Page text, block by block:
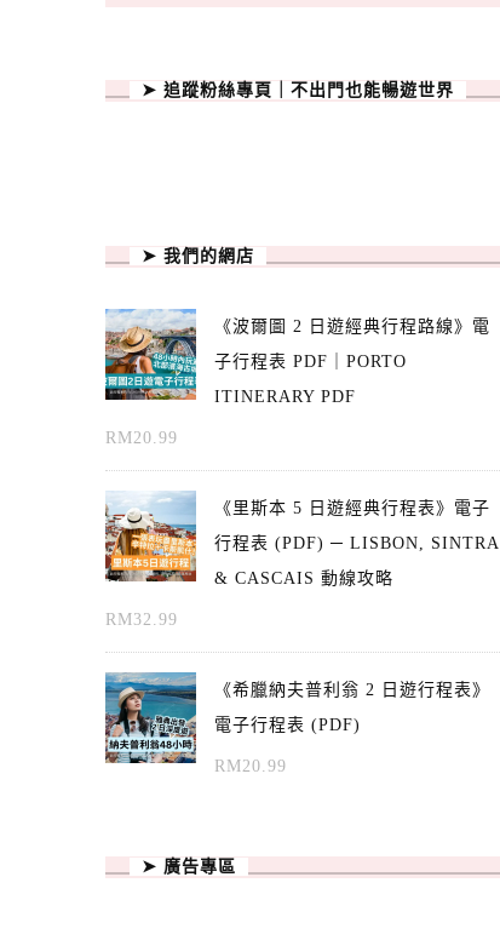
➤ 追蹤粉絲專頁｜不出門也能暢遊世界
➤ 我們的網店
《波爾圖 2 日遊經典行程路線》電
子行程表 PDF｜PORTO
ITINERARY PDF
RM20.99
《里斯本 5 日遊經典行程表》電子
行程表 (PDF) ─ LISBON, SINTRA
& CASCAIS 動線攻略
RM32.99
《希臘納夫普利翁 2 日遊行程表》
電子行程表 (PDF)
RM20.99
➤ 廣告專區